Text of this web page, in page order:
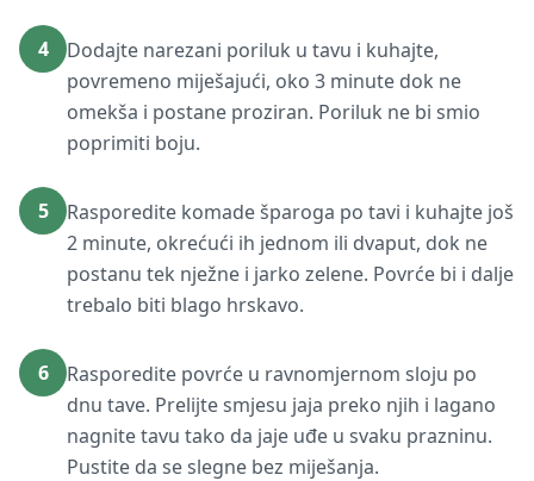
4
Dodajte narezani poriluk u tavu i kuhajte,
povremeno miješajući, oko 3 minute dok ne
omekša i postane proziran. Poriluk ne bi smio
poprimiti boju.
5
Rasporedite komade šparoga po tavi i kuhajte još
2 minute, okrećući ih jednom ili dvaput, dok ne
postanu tek nježne i jarko zelene. Povrće bi i dalje
trebalo biti blago hrskavo.
6
Rasporedite povrće u ravnomjernom sloju po
dnu tave. Prelijte smjesu jaja preko njih i lagano
nagnite tavu tako da jaje uđe u svaku prazninu.
Pustite da se slegne bez miješanja.